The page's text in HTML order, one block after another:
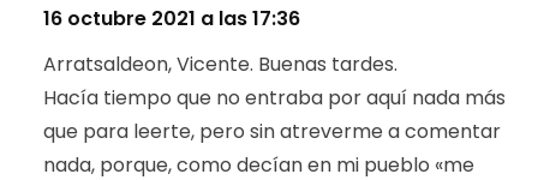
16 octubre 2021 a las 17:36
Arratsaldeon, Vicente. Buenas tardes.
Hacía tiempo que no entraba por aquí nada más
que para leerte, pero sin atreverme a comentar
nada, porque, como decían en mi pueblo «me